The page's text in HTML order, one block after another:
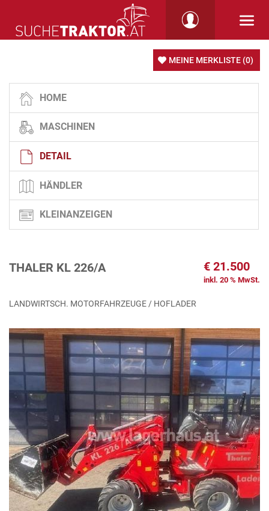
MEINE MERKLISTE (0)
HOME
MASCHINEN
DETAIL
HÄNDLER
KLEINANZEIGEN
THALER KL 226/A € 21.500
inkl. 20 % MwSt.
LANDWIRTSCH. MOTORFAHRZEUGE / HOFLADER